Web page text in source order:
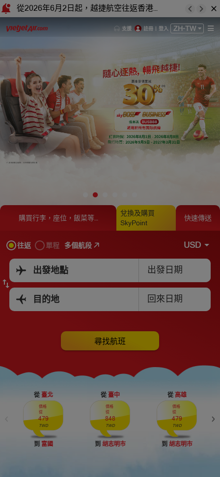
支援 註冊 登入 ZH-TW
購買行李，座位，飯菜等…
兌換及購買
SkyPoint
快速傳送
往返 單程 多個航段 USD
出發地點 出發日期
目的地 回來日期
尋找航班
從 臺北
價格
從
479
TWD
到 富國
從 臺中
價格
從
848
TWD
到 胡志明市
從 高雄
價格
從
479
TWD
到 胡志明市